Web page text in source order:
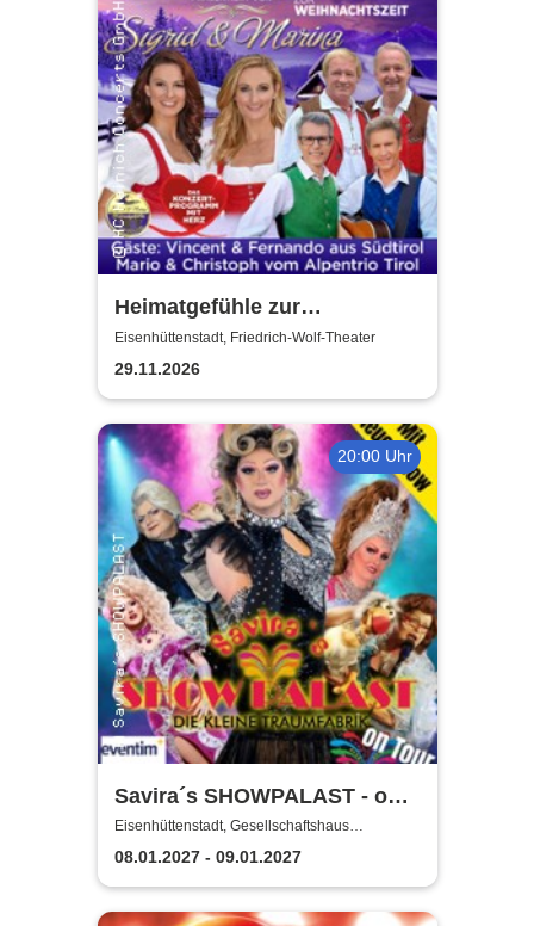
Heimatgefühle zur
Weihnachtszeit 2026 - Das
Konzertprogramm mit Herz
Eisenhüttenstadt, Friedrich-Wolf-Theater
29.11.2026
20:00 Uhr
Savira´s SHOWPALAST - on
Tour / Die bunte Travestie -
Varieté - Revue
Eisenhüttenstadt, Gesellschaftshaus
Schleicher
08.01.2027 - 09.01.2027